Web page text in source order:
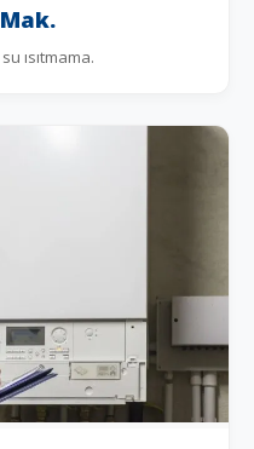
ısıtmama.